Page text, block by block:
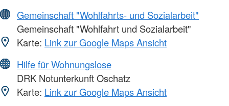
Gemeinschaft "Wohlfahrts- und Sozialarbeit"
Gemeinschaft "Wohlfahrt und Sozialarbeit"
Karte: Link zur Google Maps Ansicht
Hilfe für Wohnungslose
DRK Notunterkunft Oschatz
Karte: Link zur Google Maps Ansicht